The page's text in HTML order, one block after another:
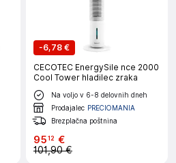
-6,78 €
CECOTEC EnergySile nce 2000
Cool Tower hladilec zraka
Na voljo v 6-8 delovnih dneh
Prodajalec PRECIOMANIA
Brezplačna poštnina
9512 €
101,90 €